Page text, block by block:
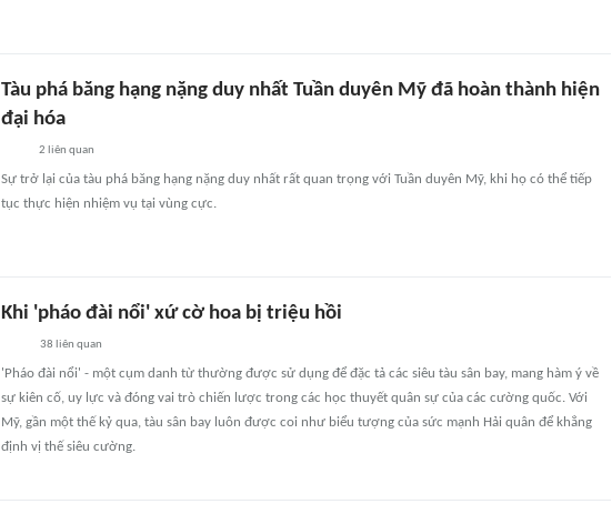
Tàu phá băng hạng nặng duy nhất Tuần duyên Mỹ đã hoàn thành hiện
đại hóa
2 liên quan
Sự trở lại của tàu phá băng hạng nặng duy nhất rất quan trọng với Tuần duyên Mỹ, khi họ có thể tiếp
tục thực hiện nhiệm vụ tại vùng cực.
Khi 'pháo đài nổi' xứ cờ hoa bị triệu hồi
38 liên quan
'Pháo đài nổi' - một cụm danh từ thường được sử dụng để đặc tả các siêu tàu sân bay, mang hàm ý về
sự kiên cố, uy lực và đóng vai trò chiến lược trong các học thuyết quân sự của các cường quốc. Với
Mỹ, gần một thế kỷ qua, tàu sân bay luôn được coi như biểu tượng của sức mạnh Hải quân để khẳng
định vị thế siêu cường.